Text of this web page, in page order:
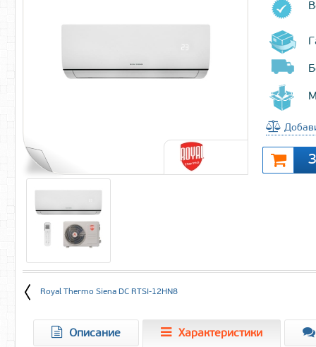
Royal Thermo Siena DC RTSI-12HN8
Описание Характеристики